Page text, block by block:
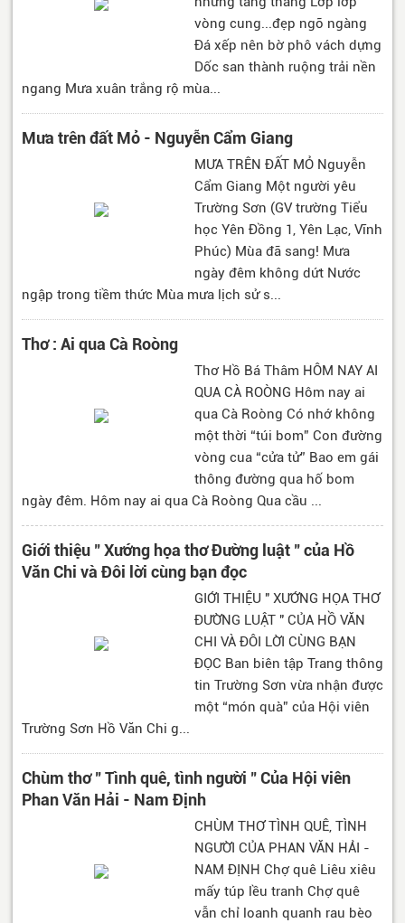
vòng cung...đẹp ngỡ ngàng
Đá xếp nên bờ phô vách dựng
Dốc san thành ruộng trải nền
ngang Mưa xuân trắng rộ mùa...
Mưa trên đất Mỏ - Nguyễn Cẩm Giang
MƯA TRÊN ĐẤT MỎ Nguyễn
Cẩm Giang Một người yêu
Trường Sơn (GV trường Tiểu
học Yên Đồng 1, Yên Lạc, Vĩnh
Phúc) Mùa đã sang! Mưa
ngày đêm không dứt Nước
ngập trong tiềm thức Mùa mưa lịch sử s...
Thơ : Ai qua Cà Roòng
Thơ Hồ Bá Thâm HÔM NAY AI
QUA CÀ ROÒNG Hôm nay ai
qua Cà Roòng Có nhớ không
một thời “túi bom” Con đường
vòng cua “cửa tử” Bao em gái
thông đường qua hố bom
ngày đêm. Hôm nay ai qua Cà Roòng Qua cầu ...
Giới thiệu " Xướng họa thơ Đường luật " của Hồ
Văn Chi và Đôi lời cùng bạn đọc
GIỚI THIỆU " XƯỚNG HỌA THƠ
ĐƯỜNG LUẬT " CỦA HỒ VĂN
CHI VÀ ĐÔI LỜI CÙNG BẠN
ĐỌC Ban biên tập Trang thông
tin Trường Sơn vừa nhận được
một “món quà” của Hội viên
Trường Sơn Hồ Văn Chi g...
Chùm thơ " Tình quê, tình người " Của Hội viên
Phan Văn Hải - Nam Định
CHÙM THƠ TÌNH QUÊ, TÌNH
NGƯỜI CỦA PHAN VĂN HẢI -
NAM ĐỊNH Chợ quê Liêu xiêu
mấy túp lều tranh Chợ quê
vẫn chỉ loanh quanh rau bèo